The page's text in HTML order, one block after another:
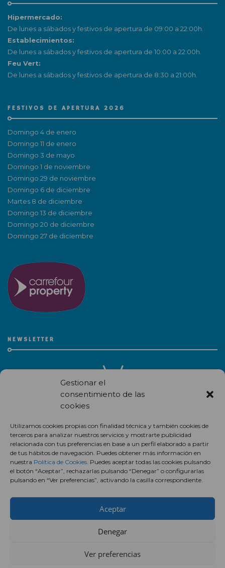
Gestionar el
consentimiento de las
cookies
Utilizamos cookies propias con finalidad técnica y también cookies de
terceros para analizar nuestros servicios y mostrarte publicidad
relacionada con tus preferencias en base a un perfil elaborado a partir
de tus hábitos de navegación. Puedes obtener más información en
nuestra Política de Cookies. Puedes aceptar todas las cookies pulsando
el botón “Aceptar”, rechazarlas pulsando “Denegar” o configurarlas
pulsando en “Ver preferencias”, activando la casilla correspondiente.
Aceptar
Denegar
Ver preferencias
Hipermercado:
De lunes a sábados y festivos de apertura de 09:00 a 22:00h.
Establecimientos:
De lunes a sábados y festivos de apertura de 10:00 a 22:00h.
Feu Vert:
De lunes a sábados y festivos de apertura de 8:30 a 21:00h.
FESTIVOS DE APERTURA 2026
Domingo 4 de enero
Domingo 11 de enero
Domingo 3 de mayo
Domingo 1 de noviembre
Domingo 29 de noviembre
Domingo 6 de diciembre
Martes 8 de diciembre
Domingo 13 de diciembre
Domingo 20 de diciembre
Domingo 27 de diciembre
NEWSLETTER
centro comercial.
Suscríbete